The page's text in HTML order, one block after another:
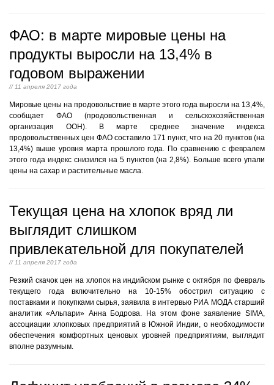
ФАО: в марте мировые цены на
продукты выросли на 13,4% в
годовом выражении
// 11 апреля 2017 года
Мировые цены на продовольствие в марте этого года выросли на 13,4%,
сообщает ФАО (продовольственная и сельскохозяйственная
организация ООН). В марте среднее значение индекса
продовольственных цен ФАО составило 171 пункт, что на 20 пунктов (на
13,4%) выше уровня марта прошлого года. По сравнению с февралем
этого года индекс снизился на 5 пунктов (на 2,8%). Больше всего упали
цены на сахар и растительные масла.
Текущая цена на хлопок вряд ли
выглядит слишком
привлекательной для покупателей
// 11 апреля 2017 года
Резкий скачок цен на хлопок на индийском рынке с октября по февраль
текущего года включительно на 10-15% обострил ситуацию с
поставками и покупками сырья, заявила в интервью РИА МОДА старший
аналитик «Альпари» Анна Бодрова. На этом фоне заявление SIMA,
ассоциации хлопковых предприятий в Южной Индии, о необходимости
обеспечения комфортных ценовых уровней предприятиям, выглядит
вполне разумным.